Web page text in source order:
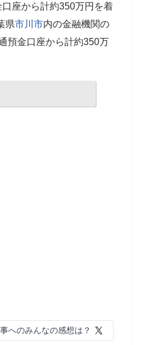
座から計約350万円を着
県市川市内の金融機関の
預金口座から計約350万
へのみんなの感想は？